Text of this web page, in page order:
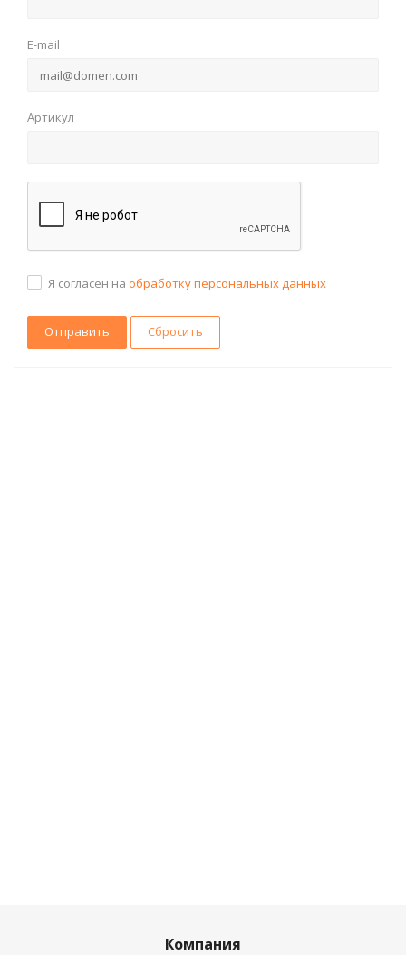
E-mail
Артикул
Я согласен на обработку персональных данных
Сбросить
Компания